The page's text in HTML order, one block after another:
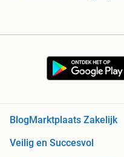
BlogMarktplaats Zakelijk
Veilig en Succesvol